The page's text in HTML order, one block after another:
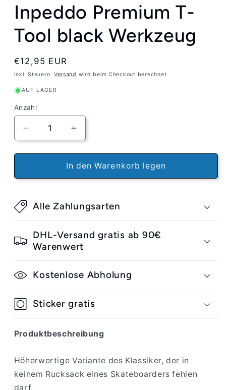
Inpeddo Premium T-
Tool black Werkzeug
Normaler
Preis
€12,95 EUR
Inkl. Steuern. Versand wird beim Checkout berechnet
AUF LAGER
Anzahl
Verringere
die
Menge
Inpeddo
T-
Tool
Werkzeug
Erhöhe
die
Menge
für
Inpeddo
Tool
Werkzeug
In den Warenkorb legen
Alle Zahlungsarten
DHL-Versand gratis ab 90€
Warenwert
Kostenlose Abholung
Sticker gratis
Produktbeschreibung
Höherwertige Variante des Klassiker, der in
keinem Rucksack eines Skateboarders fehlen
darf.